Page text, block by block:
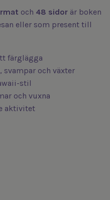
och 48 sidor är boken
eller som present till
färglägga
och växter
stil
och vuxna
aktivitet